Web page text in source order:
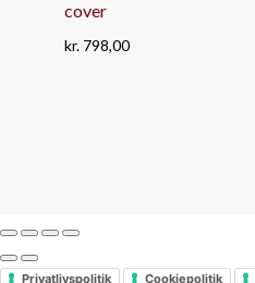
cover
kr.798,00
Privatlivspolitik Cookiepolitik